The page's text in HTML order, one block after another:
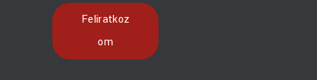
Feliratkoz
om